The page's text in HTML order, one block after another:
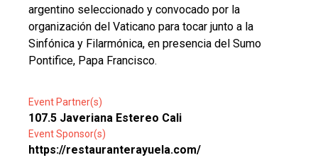
argentino seleccionado y convocado por la
organización del Vaticano para tocar junto a la
Sinfónica y Filarmónica, en presencia del Sumo
Pontifice, Papa Francisco.
Event Partner(s)
107.5 Javeriana Estereo Cali
Event Sponsor(s)
https://restauranterayuela.com/